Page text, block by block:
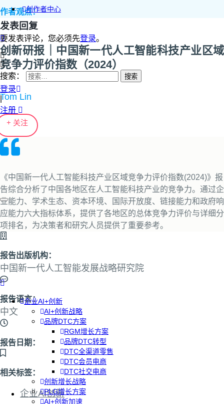
创作者中心
搜索：
登录
注册
企业AI+创新
AI+创新战略
品牌DTC方案
RGM增长方案
品牌DTC转型
DTC全渠道零售
DTC会员电商
DTC社交电商
创新增长战略
PLG增长方案
AI+创新加速
作者观点：
发表回复
要发表评论，您必须先登录。
创新研报｜中国新一代人工智能科技产业区域
竞争力评价指数（2024）
Tom Lin
+ 关注
《中国新一代人工智能科技产业区域竞争力评价指数(2024)》报
告综合分析了中国各地区在人工智能科技产业的竞争力。通过企
业能力、学术生态、资本环境、国际开放度、链接能力和政府响
应能力六大指标体系，提供了各地区的总体竞争力评价与详细分
项排名，为决策者和研究人员提供了重要参考。
报告出版机构：
中国新一代人工智能发展战略研究院
报告语言：
中文
报告日期：
相关标签：
企业AI创新